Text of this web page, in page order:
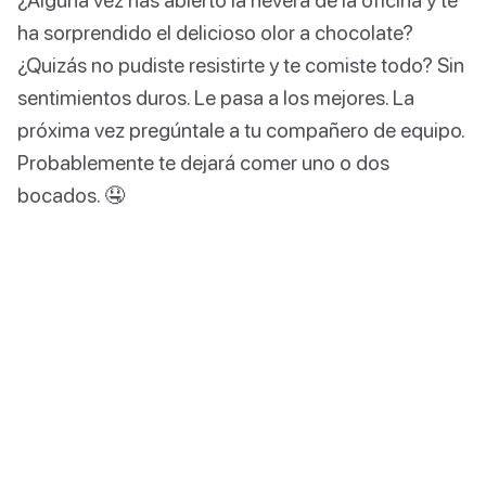
ha sorprendido el delicioso olor a chocolate?
¿Quizás no pudiste resistirte y te comiste todo? Sin
sentimientos duros. Le pasa a los mejores. La
próxima vez pregúntale a tu compañero de equipo.
Probablemente te dejará comer uno o dos
bocados. 🤤